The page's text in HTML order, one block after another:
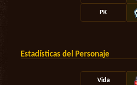
PK
Estadísticas del Personaje
Vida